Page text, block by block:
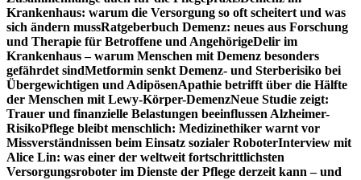
Krankenhaus: warum die Versorgung so oft scheitert und was
sich ändern mussRatgeberbuch Demenz: neues aus Forschung
und Therapie für Betroffene und AngehörigeDelir im
Krankenhaus – warum Menschen mit Demenz besonders
gefährdet sindMetformin senkt Demenz- und Sterberisiko bei
Übergewichtigen und AdipösenApathie betrifft über die Hälfte
der Menschen mit Lewy-Körper-DemenzNeue Studie zeigt:
Trauer und finanzielle Belastungen beeinflussen Alzheimer-
RisikoPflege bleibt menschlich: Medizinethiker warnt vor
Missverständnissen beim Einsatz sozialer RoboterInterview mit
Alice Lin: was einer der weltweit fortschrittlichsten
Versorgungsroboter im Dienste der Pflege derzeit kann – und